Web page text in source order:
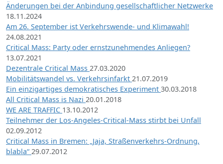
Änderungen bei der Anbindung gesellschaftlicher Netzwerke
18.11.2024
Am 26. September ist Verkehrswende- und Klimawahl!
24.08.2021
Critical Mass: Party oder ernstzunehmendes Anliegen?
13.07.2021
Dezentrale Critical Mass 27.03.2020
Mobilitätswandel vs. Verkehrsinfarkt 21.07.2019
Ein einzigartiges demokratisches Experiment 30.03.2018
All Critical Mass is Nazi 20.01.2018
WE ARE TRAFFIC 13.10.2012
Teilnehmer der Los-Angeles-Critical-Mass stirbt bei Unfall
02.09.2012
Critical Mass in Bremen: „Jaja, Straßenverkehrs-Ordnung,
blabla“ 29.07.2012